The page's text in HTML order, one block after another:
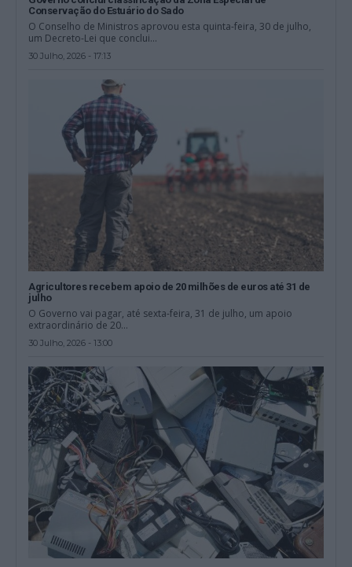
Conservação do Estuário do Sado
O Conselho de Ministros aprovou esta quinta-feira, 30 de julho,
um Decreto-Lei que conclui...
30 Julho, 2026 - 17:13
Agricultores recebem apoio de 20 milhões de euros até 31 de
julho
O Governo vai pagar, até sexta-feira, 31 de julho, um apoio
extraordinário de 20...
30 Julho, 2026 - 13:00